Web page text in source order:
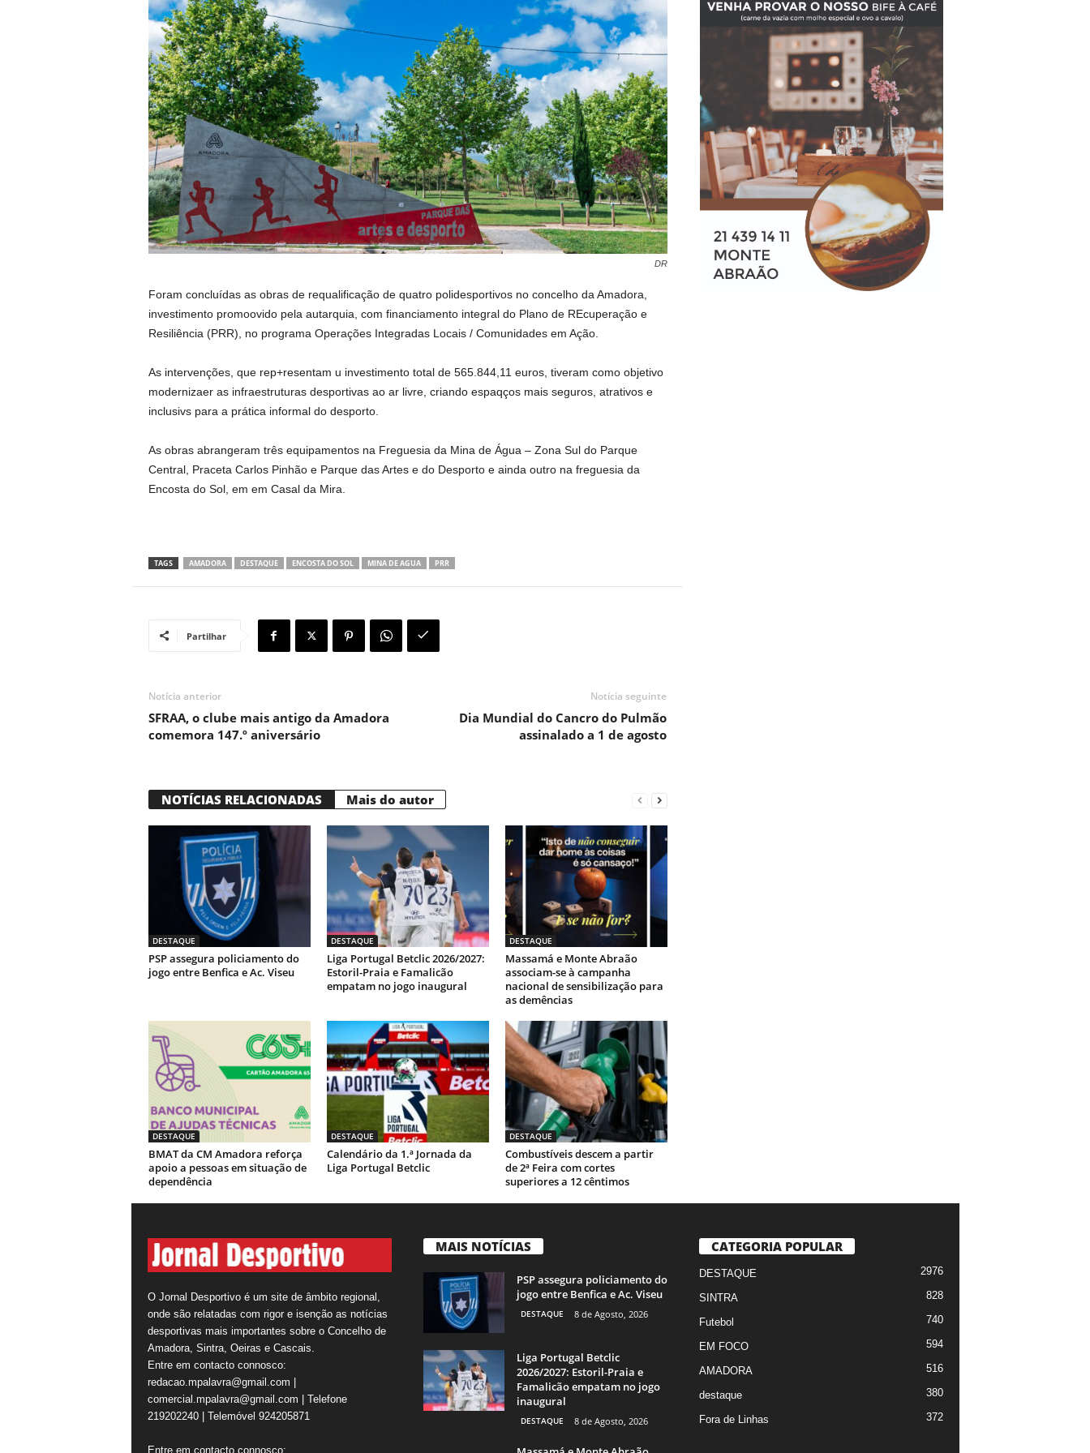
DR
Foram concluídas as obras de requalificação de quatro polidesportivos no concelho da Amadora,
investimento promoovido pela autarquia, com financiamento integral do Plano de REcuperação e
Resiliência (PRR), no programa Operações Integradas Locais / Comunidades em Ação.
As intervenções, que rep+resentam u investimento total de 565.844,11 euros, tiveram como objetivo
modernizaer as infraestruturas desportivas ao ar livre, criando espaqços mais seguros, atrativos e
inclusivs para a prática informal do desporto.
As obras abrangeram três equipamentos na Freguesia da Mina de Água – Zona Sul do Parque
Central, Praceta Carlos Pinhão e Parque das Artes e do Desporto e ainda outro na freguesia da
Encosta do Sol, em em Casal da Mira.
TAGS AMADORA DESTAQUE ENCOSTA DO SOL MINA DE AGUA PRR
Partilhar
Notícia anterior
SFRAA, o clube mais antigo da Amadora
comemora 147.º aniversário
Notícia seguinte
Dia Mundial do Cancro do Pulmão
assinalado a 1 de agosto
NOTÍCIAS RELACIONADAS Mais do autor
DESTAQUE
PSP assegura policiamento do
jogo entre Benfica e Ac. Viseu
DESTAQUE
Liga Portugal Betclic 2026/2027:
Estoril-Praia e Famalicão
empatam no jogo inaugural
DESTAQUE
Massamá e Monte Abraão
associam-se à campanha
nacional de sensibilização para
as demências
DESTAQUE
BMAT da CM Amadora reforça
apoio a pessoas em situação de
dependência
DESTAQUE
Calendário da 1.ª Jornada da
Liga Portugal Betclic
DESTAQUE
Combustíveis descem a partir
de 2ª Feira com cortes
superiores a 12 cêntimos
O Jornal Desportivo é um site de âmbito regional,
onde são relatadas com rigor e isenção as notícias
desportivas mais importantes sobre o Concelho de
Amadora, Sintra, Oeiras e Cascais.
Entre em contacto connosco:
redacao.mpalavra@gmail.com |
comercial.mpalavra@gmail.com | Telefone
219202240 | Telemóvel 924205871
Entre em contacto connosco:
MAIS NOTÍCIAS
PSP assegura policiamento do
jogo entre Benfica e Ac. Viseu
DESTAQUE 8 de Agosto, 2026
Liga Portugal Betclic
2026/2027: Estoril-Praia e
Famalicão empatam no jogo
inaugural
DESTAQUE 8 de Agosto, 2026
CATEGORIA POPULAR
DESTAQUE 2976
SINTRA 828
Futebol 740
EM FOCO 594
AMADORA 516
destaque 380
Fora de Linhas 372